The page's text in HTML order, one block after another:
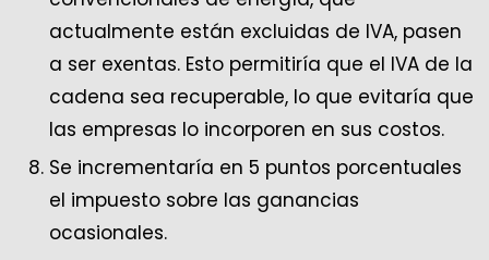
actualmente están excluidas de IVA, pasen
a ser exentas. Esto permitiría que el IVA de la
cadena sea recuperable, lo que evitaría que
las empresas lo incorporen en sus costos.
Se incrementaría en 5 puntos porcentuales
el impuesto sobre las ganancias
ocasionales.